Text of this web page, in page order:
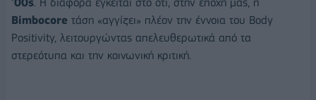
Bimbocore τάση «αγγίζει» πλέον την έννοια του Body
Positivity, λειτουργώντας απελευθερωτικά από τα
στερεότυπα και την κοινωνική κριτική.